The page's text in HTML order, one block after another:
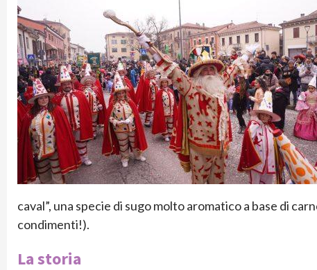
caval”, una specie di sugo molto aromatico a base di
condimenti!).
La storia